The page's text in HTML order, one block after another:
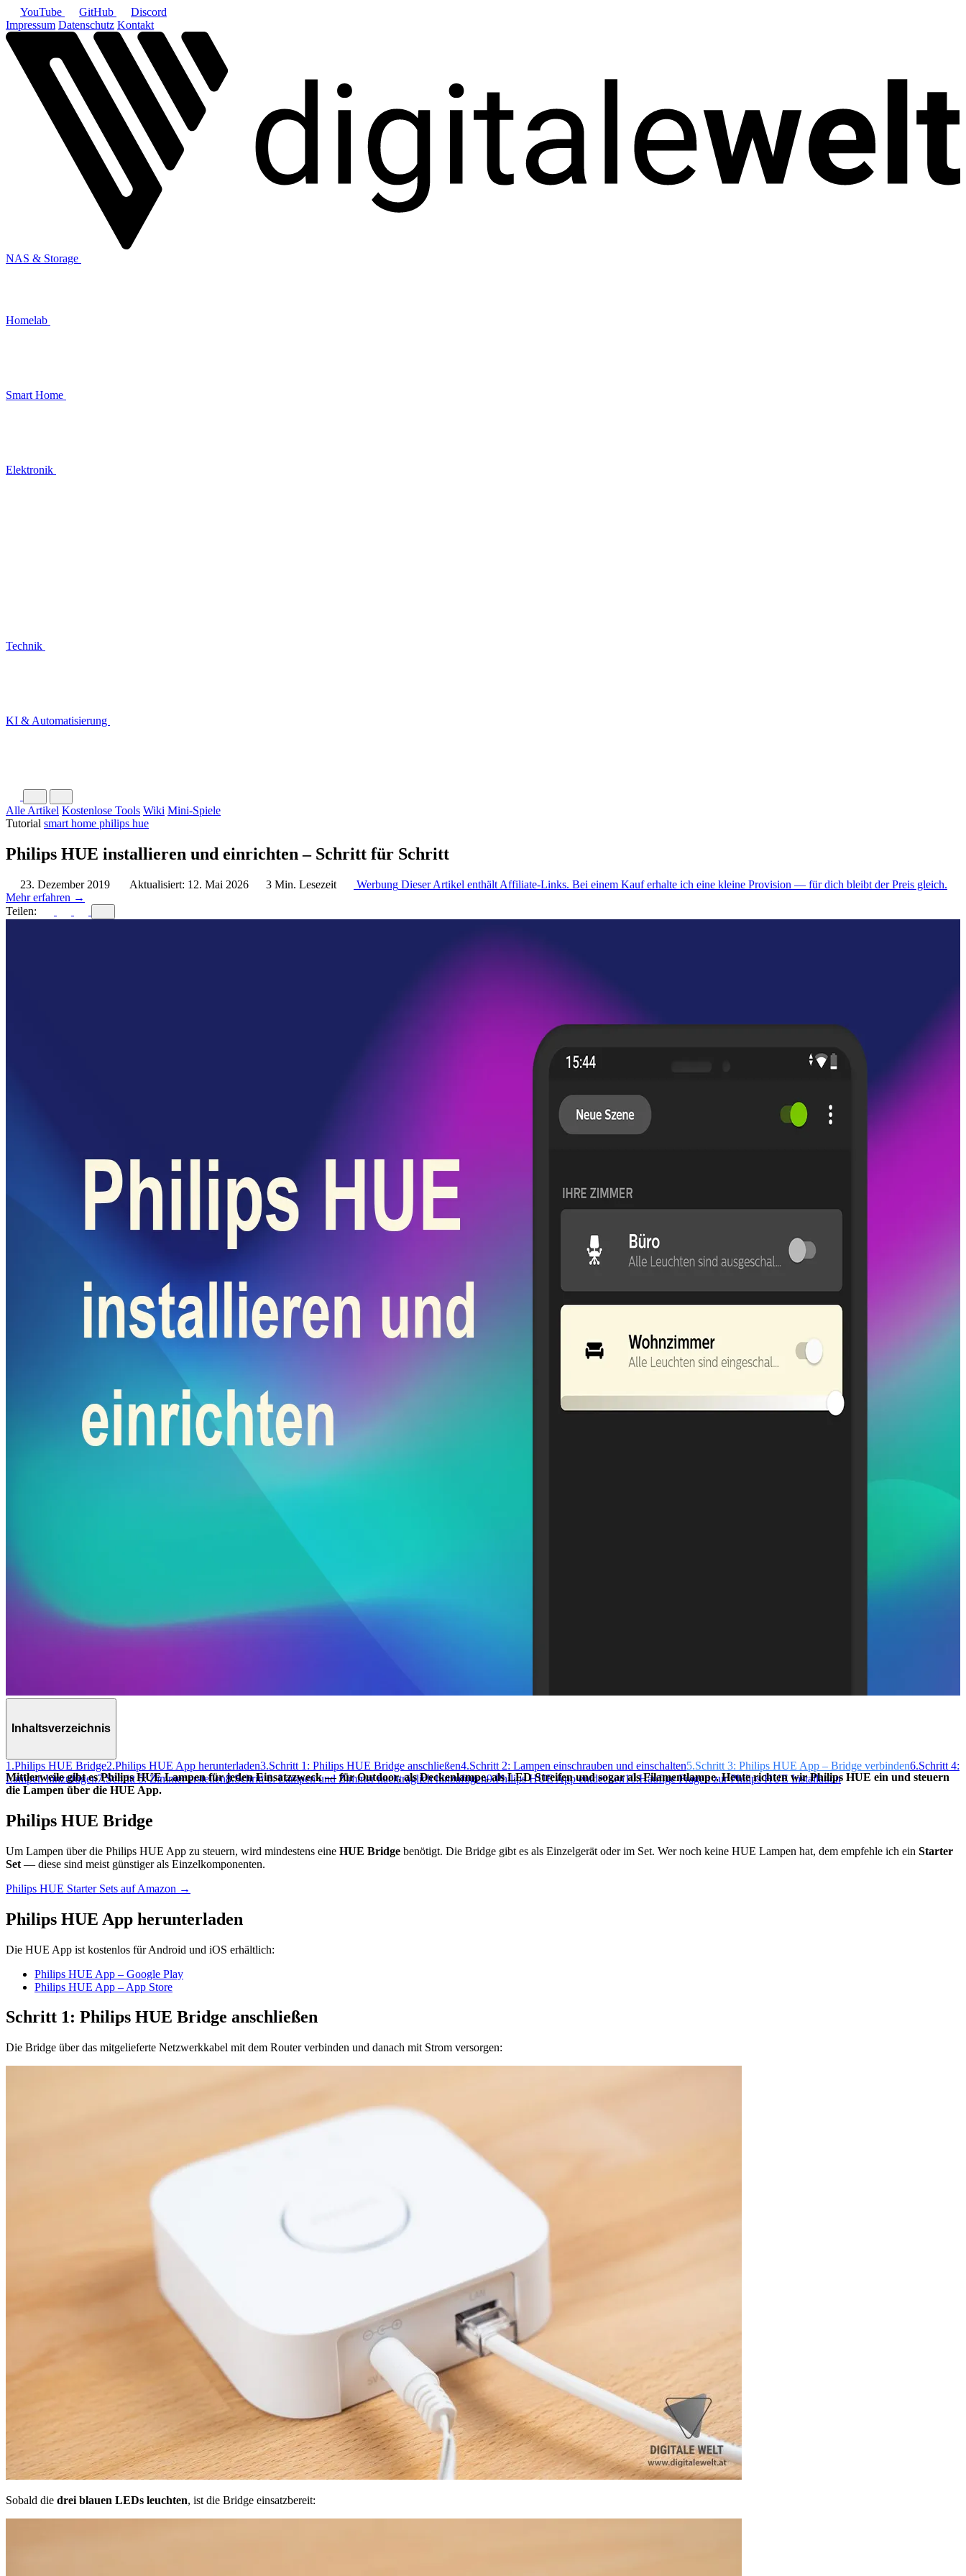
YouTube GitHub
Discord
Impressum Datenschutz Kontakt
NAS & Storage
Homelab
Smart Home
Elektronik
Technik
KI & Automatisierung
Alle Artikel Kostenlose Tools Wiki Mini-Spiele
Tutorial smart home philips hue
Philips HUE installieren und einrichten – Schritt für Schritt
23. Dezember 2019 Aktualisiert: 12. Mai 2026 3 Min. Lesezeit Werbung Dieser Artikel enthält Affiliate-Links. Bei einem Kauf erhalte ich eine kleine Provision — für dich bleibt der Preis gleich.
Mehr erfahren →
Teilen:
Inhaltsverzeichnis
1.Philips HUE Bridge2.Philips HUE App herunterladen3.Schritt 1: Philips HUE Bridge anschließen4.Schritt 2: Lampen einschrauben und einschalten5.Schritt 3: Philips HUE App – Bridge verbinden6.Schritt 4:
Lampen hinzufügen7.Schritt 5: Zimmer erstellen8.Schritt 6: Lampen und Zimmer nachträglich hinzufügen9.Philips HUE App entdecken10.Häufige Fragen zur Philips HUE Installation
Mittlerweile gibt es Philips HUE Lampen für jeden Einsatzzweck — für Outdoor, als Deckenlampe, als LED Streifen und sogar als Filamentlampe. Heute richten wir Philips HUE ein und steuern
die Lampen über die HUE App.
Philips HUE Bridge
Um Lampen über die Philips HUE App zu steuern, wird mindestens eine HUE Bridge benötigt. Die Bridge gibt es als Einzelgerät oder im Set. Wer noch keine HUE Lampen hat, dem empfehle ich ein Starter
Set — diese sind meist günstiger als Einzelkomponenten.
Philips HUE Starter Sets auf Amazon →
Philips HUE App herunterladen
Die HUE App ist kostenlos für Android und iOS erhältlich:
Philips HUE App – Google Play
Philips HUE App – App Store
Schritt 1: Philips HUE Bridge anschließen
Die Bridge über das mitgelieferte Netzwerkkabel mit dem Router verbinden und danach mit Strom versorgen:
Sobald die drei blauen LEDs leuchten, ist die Bridge einsatzbereit: